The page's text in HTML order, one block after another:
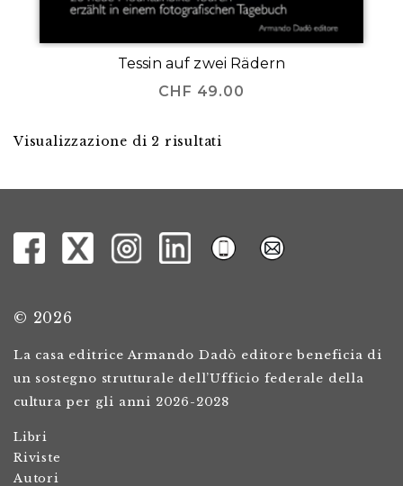
Tessin auf zwei Rädern
CHF 49.00
Visualizzazione di 2 risultati
© 2026
La casa editrice Armando Dadò editore beneficia di
un sostegno strutturale dell’Ufficio federale della
cultura per gli anni 2026-2028
Libri
Riviste
Autori